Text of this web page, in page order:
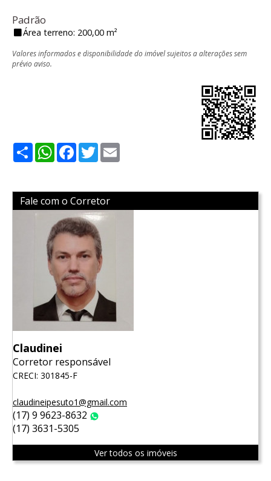
Padrão
Área terreno: 200,00 m²
Valores informados e disponibilidade do imóvel sujeitos a alterações sem
prévio aviso.
ShareWhatsApp
Facebook
Twitter
Fale com o Corretor
Claudinei
Corretor responsável
CRECI: 301845-F
claudineipesuto1@gmail.com
(17) 9 9623-8632
(17) 3631-5305
Ver todos os imóveis